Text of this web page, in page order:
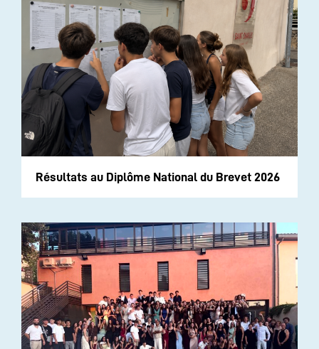
Résultats au Diplôme National du Brevet 2026